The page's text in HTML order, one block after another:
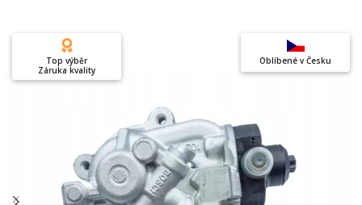
Oblíbené v Česku
Top výběr
Záruka kvality